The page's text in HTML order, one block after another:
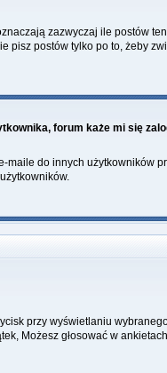
zazwyczaj ile postów
pisz postów tylko po to, żeby
forum każe mi się
maile do innych użytkowników
przy wyświetlaniu
Możesz głosować w